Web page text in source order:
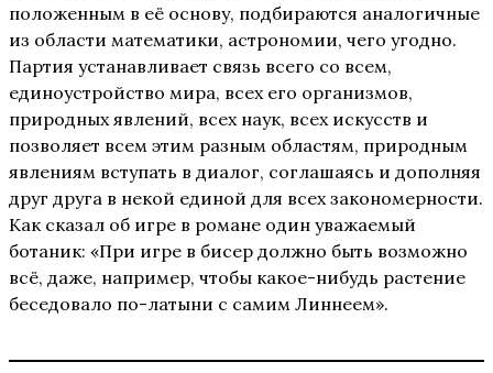
положенным в её основу, подбираются аналогичные
из области математики, астрономии, чего угодно.
Партия устанавливает связь всего со всем,
единоустройство мира, всех его организмов,
природных явлений, всех наук, всех искусств и
позволяет всем этим разным областям, природным
явлениям вступать в диалог, соглашаясь и дополняя
друг друга в некой единой для всех закономерности.
Как сказал об игре в романе один уважаемый
ботаник: «При игре в бисер должно быть возможно
всё, даже, например, чтобы какое-нибудь растение
беседовало по-латыни с самим Линнеем».